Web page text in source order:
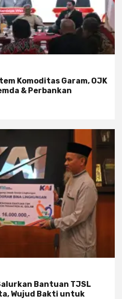
Komoditas Garam, OJK
& Perbankan
Bantuan TJSL
Wujud Bakti untuk